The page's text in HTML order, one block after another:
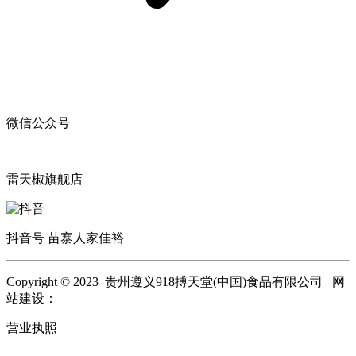
微信公众号
雷天椒旗舰店
抖音号 苗寨人家佳裕
Copyright © 2023 贵州遵义918搏天堂(中国)食品有限公司 网
站建设：
营业执照